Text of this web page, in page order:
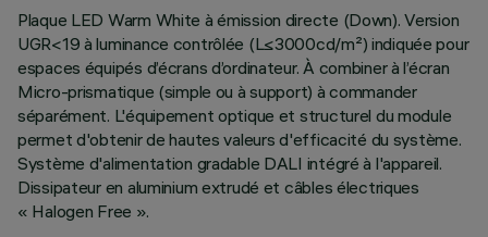
Plaque LED Warm White à émission directe (Down). Version
UGR<19 à luminance contrôlée (L≤3000cd/m²) indiquée pour
espaces équipés d’écrans d’ordinateur. À combiner à l’écran
Micro-prismatique (simple ou à support) à commander
séparément. L'équipement optique et structurel du module
permet d'obtenir de hautes valeurs d'efficacité du système.
Système d'alimentation gradable DALI intégré à l'appareil.
Dissipateur en aluminium extrudé et câbles électriques
« Halogen Free ».